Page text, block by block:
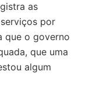
as
por
que o governo
que uma
algum